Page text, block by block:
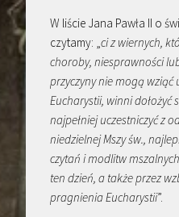
W liście Jana Pawła II o
czytamy: „ci z wiernych,
choroby, niesprawności
przyczyny nie mogą wziąć
Eucharystii, winni dołożyć
najpełniej uczestniczyć z
niedzielnej Mszy św.,
czytań i modlitw
ten dzień, a także przez
pragnienia Eucharystii”.